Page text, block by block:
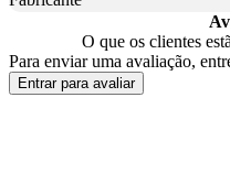
O que os clientes
Para enviar uma avaliação,
Entrar para avaliar